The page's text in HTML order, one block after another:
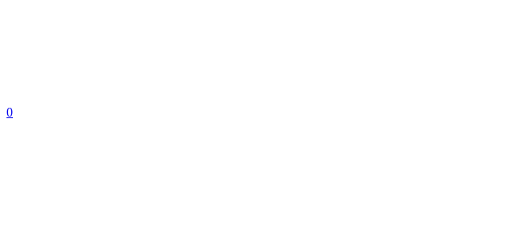
0